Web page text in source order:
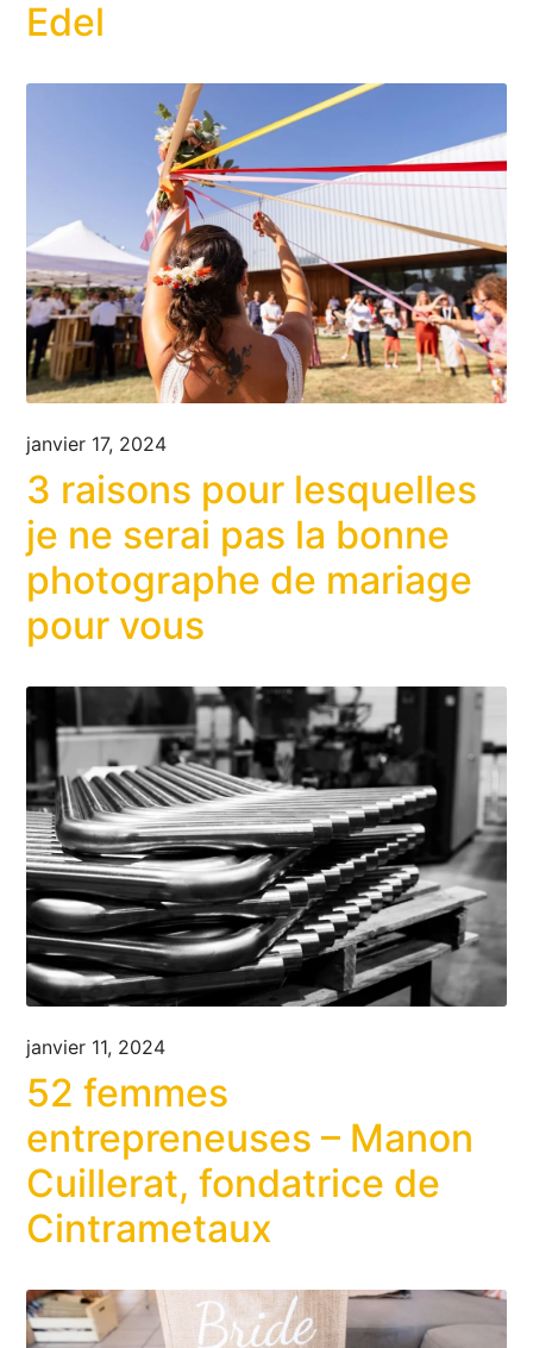
Edel
janvier 17, 2024
3 raisons pour lesquelles
je ne serai pas la bonne
photographe de mariage
pour vous
janvier 11, 2024
52 femmes
entrepreneuses – Manon
Cuillerat, fondatrice de
Cintrametaux